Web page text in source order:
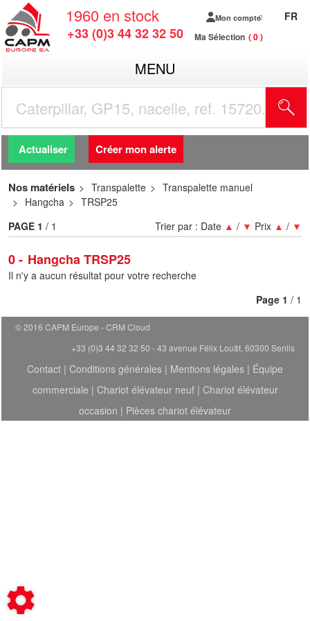
1960 en stock
+33 (0)3 44 32 32 50
Mon compte
Ma Sélection 0
FR
MENU
Actualiser Créer mon alerte
Nos matériels Transpalette
Transpalette manuel
Hangcha
TRSP25
0 Hangcha TRSP25
Trier par : Date ▲ / ▼ Prix ▲ / ▼
PAGE 1 / 1
Il n'y a aucun résultat pour votre recherche
Page 1 / 1
© 2016 CAPM Europe
CRM Cloud
+33 (0)3 44 32 32 50 - 43 avenue Félix Louât, 60300 Senlis
Contact | Conditions générales | Mentions légales | Équipe
commerciale | Chariot élévateur neuf| Chariot élévateur
occasion | Pièces chariot élévateur